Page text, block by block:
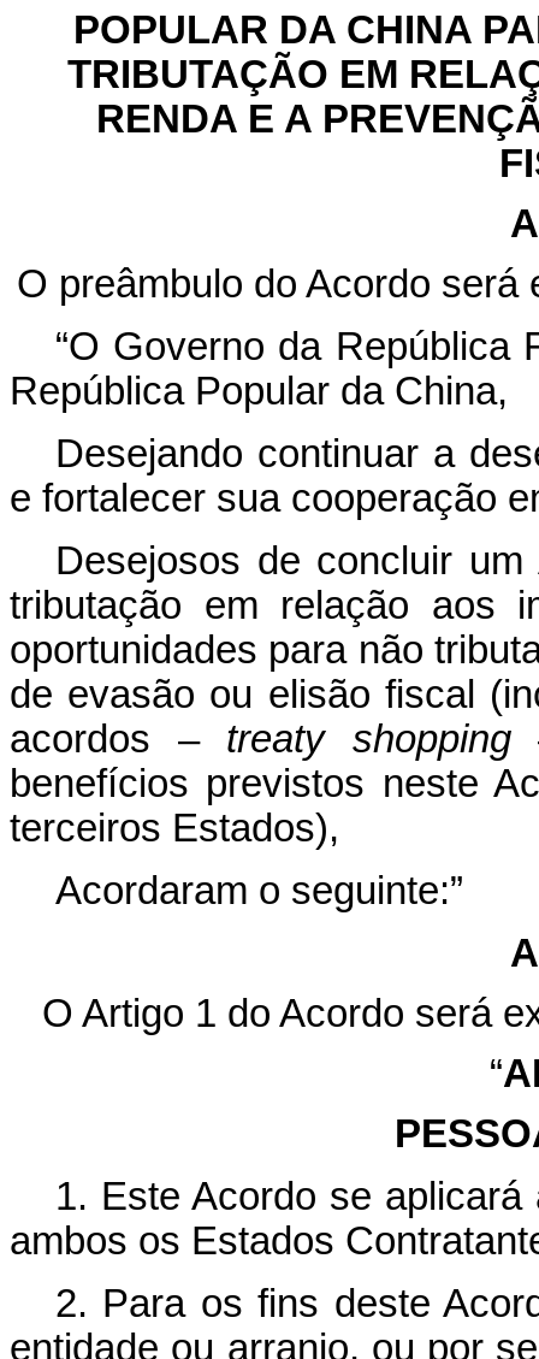
POPULAR DA CHINA
TRIBUTAÇÃO EM
RENDA E A
O preâmbulo do Acordo
“O Governo da República
República Popular da China,
Desejando continuar a
e fortalecer sua cooperação
Desejosos de concluir
tributação em relação aos
oportunidades para não
de evasão ou elisão fiscal
acordos – treaty shopping
benefícios previstos neste
terceiros Estados),
Acordaram o seguinte:”
O Artigo 1 do Acordo será
“
1. Este Acordo se
ambos os Estados
2. Para os fins deste
entidade ou arranjo, ou por